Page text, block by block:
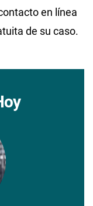
en línea
de su caso.